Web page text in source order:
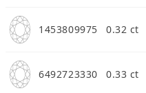
1453809975 0.32 ct
6492723330 0.33 ct